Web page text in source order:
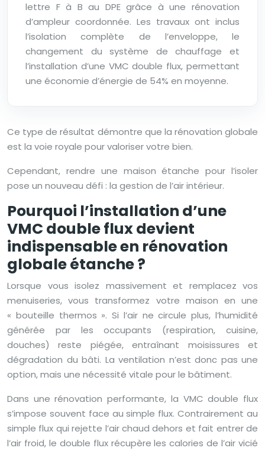
lettre F à B au DPE grâce à une rénovation
d’ampleur coordonnée. Les travaux ont inclus
l’isolation complète de l’enveloppe, le
changement du système de chauffage et
l’installation d’une VMC double flux, permettant
une économie d’énergie de 54% en moyenne.
Ce type de résultat démontre que la rénovation globale
est la voie royale pour valoriser votre bien.
Cependant, rendre une maison étanche pour l’isoler
pose un nouveau défi : la gestion de l’air intérieur.
Pourquoi l’installation d’une
VMC double flux devient
indispensable en rénovation
globale étanche ?
Lorsque vous isolez massivement et remplacez vos
menuiseries, vous transformez votre maison en une
« bouteille thermos ». Si l’air ne circule plus, l’humidité
générée par les occupants (respiration, cuisine,
douches) reste piégée, entraînant moisissures et
dégradation du bâti. La ventilation n’est donc pas une
option, mais une nécessité vitale pour le bâtiment.
Dans une rénovation performante, la VMC double flux
s’impose souvent face au simple flux. Contrairement au
simple flux qui rejette l’air chaud dehors et fait entrer de
l’air froid, le double flux récupère les calories de l’air vicié